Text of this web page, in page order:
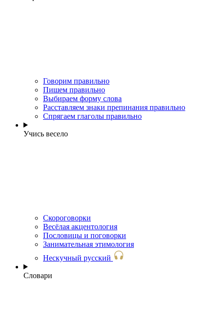
Говорим правильно
Пишем правильно
Выбираем форму слова
Расставляем знаки препинания правильно
Спрягаем глаголы правильно
Учись весело
Скороговорки
Весёлая акцентология
Пословицы и поговорки
Занимательная этимология
Нескучный русский
Словари